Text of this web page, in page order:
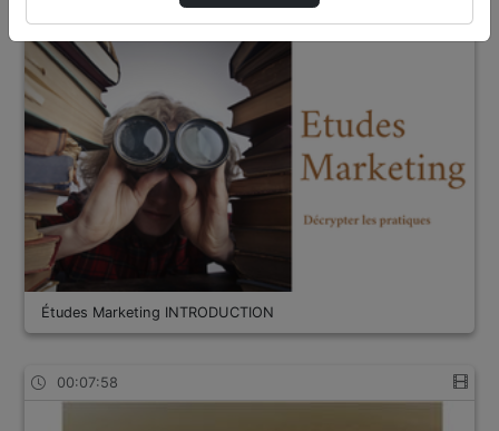
00:01:37
Études Marketing INTRODUCTION
00:07:58